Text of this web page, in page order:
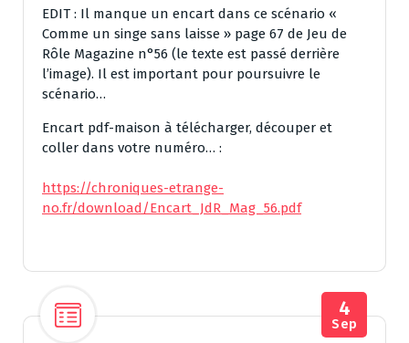
EDIT : Il manque un encart dans ce scénario «
Comme un singe sans laisse » page 67 de Jeu de
Rôle Magazine n°56 (le texte est passé derrière
l’image). Il est important pour poursuivre le
scénario…
Encart pdf-maison à télécharger, découper et
coller dans votre numéro… :
https://chroniques-etrange-
no.fr/download/Encart_JdR_Mag_56.pdf
4
Sep